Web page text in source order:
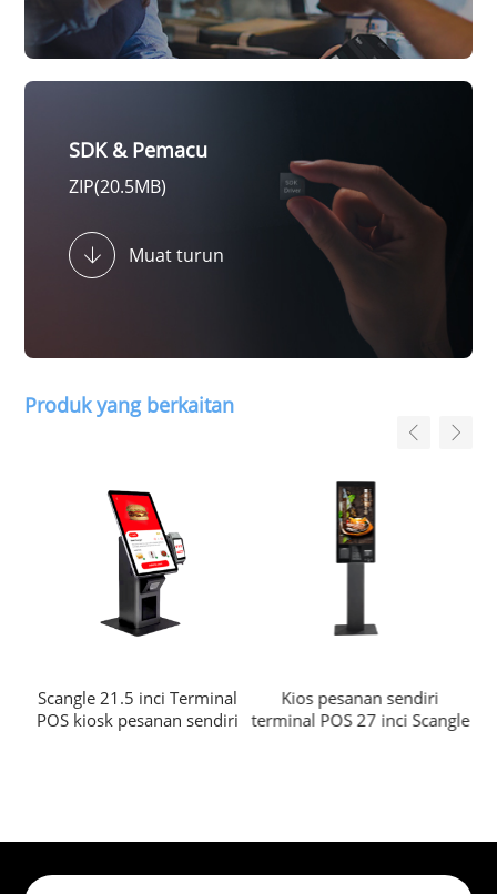
SDK & Pemacu
ZIP(20.5MB)
Muat turun
Produk yang berkaitan
Scangle 21.5 inci Terminal
POS kiosk pesanan sendiri
Kios pesanan sendiri
terminal POS 27 inci Scangle